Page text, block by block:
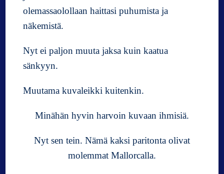
olemassaolollaan haittasi puhumista ja
näkemistä.
Nyt ei paljon muuta jaksa kuin kaatua
sänkyyn.
Muutama kuvaleikki kuitenkin.
Minähän hyvin harvoin kuvaan ihmisiä.
Nyt sen tein. Nämä kaksi paritonta olivat
molemmat Mallorcalla.